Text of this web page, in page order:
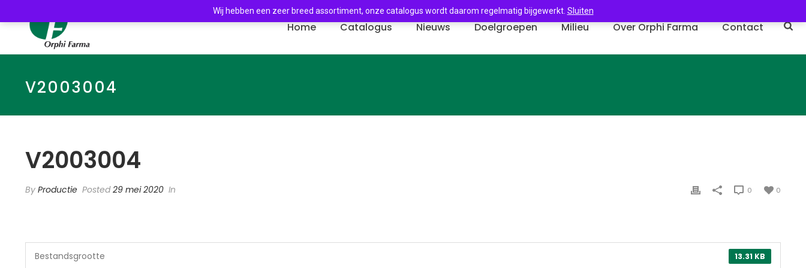
Home Catalogus Nieuws Doelgroepen Milieu Over Orphi Farma Contact
V2003004
V2003004
By Productie Posted29 mei 2020 In 0
0
13.31 KB
Bestandsgrootte
Wij hebben een zeer breed assortiment, onze catalogus wordt daarom regelmatig bijgewerkt. Sluiten